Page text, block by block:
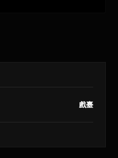
戲臺